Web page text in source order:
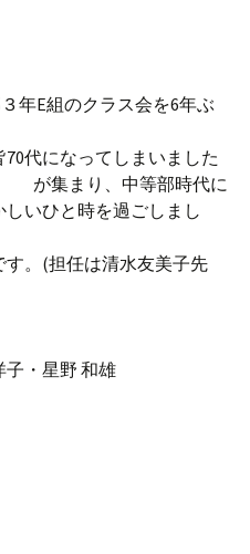
年E組のクラス会を6年ぶ
代になってしまいました
まり、中等部時代に
いひと時を過ごしまし
す。(担任は清水友美子先
・星野 和雄